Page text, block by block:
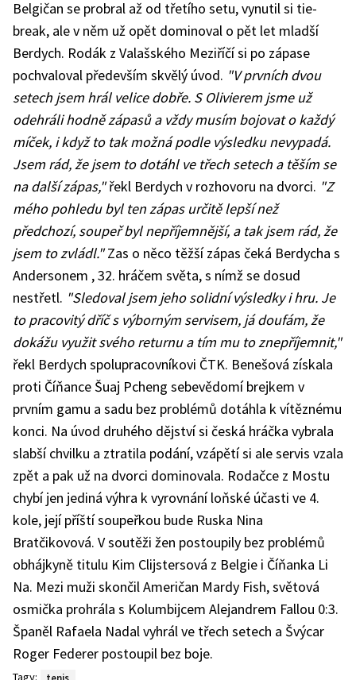
Belgičan se probral až od třetího setu, vynutil si tie-
break, ale v něm už opět dominoval o pět let mladší
Berdych. Rodák z Valašského Meziříčí si po zápase
pochvaloval především skvělý úvod. "V prvních dvou
setech jsem hrál velice dobře. S Olivierem jsme už
odehráli hodně zápasů a vždy musím bojovat o každý
míček, i když to tak možná podle výsledku nevypadá.
Jsem rád, že jsem to dotáhl ve třech setech a těším se
na další zápas,"řekl Berdych v rozhovoru na dvorci. "Z
mého pohledu byl ten zápas určitě lepší než
předchozí, soupeř byl nepříjemnější, a tak jsem rád, že
jsem to zvládl."Zas o něco těžší zápas čeká Berdycha s
Andersonem , 32. hráčem světa, s nímž se dosud
nestřetl. "Sledoval jsem jeho solidní výsledky i hru. Je
to pracovitý dříč s výborným servisem, já doufám, že
dokážu využit svého returnu a tím mu to znepříjemnit,"
řekl Berdych spolupracovníkovi ČTK. Benešová získala
proti Číňance Šuaj Pcheng sebevědomí brejkem v
prvním gamu a sadu bez problémů dotáhla k vítěznému
konci. Na úvod druhého dějství si česká hráčka vybrala
slabší chvilku a ztratila podání, vzápětí si ale servis vzala
zpět a pak už na dvorci dominovala. Rodačce z Mostu
chybí jen jediná výhra k vyrovnání loňské účasti ve 4.
kole, její příští soupeřkou bude Ruska Nina
Bratčikovová. V soutěži žen postoupily bez problémů
obhájkyně titulu Kim Clijstersová z Belgie i Číňanka Li
Na. Mezi muži skončil Američan Mardy Fish, světová
osmička prohrála s Kolumbijcem Alejandrem Fallou 0:3.
Španěl Rafaela Nadal vyhrál ve třech setech a Švýcar
Roger Federer postoupil bez boje.
Tagy: tenis